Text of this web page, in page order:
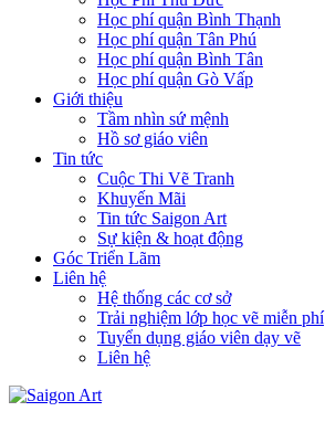
Học phí quận Bình Thạnh
Học phí quận Tân Phú
Học phí quận Bình Tân
Học phí quận Gò Vấp
Giới thiệu
Tầm nhìn sứ mệnh
Hồ sơ giáo viên
Tin tức
Cuộc Thi Vẽ Tranh
Khuyến Mãi
Tin tức Saigon Art
Sự kiện & hoạt động
Góc Triển Lãm
Liên hệ
Hệ thống các cơ sở
Trải nghiệm lớp học vẽ miễn phí
Tuyển dụng giáo viên dạy vẽ
Liên hệ